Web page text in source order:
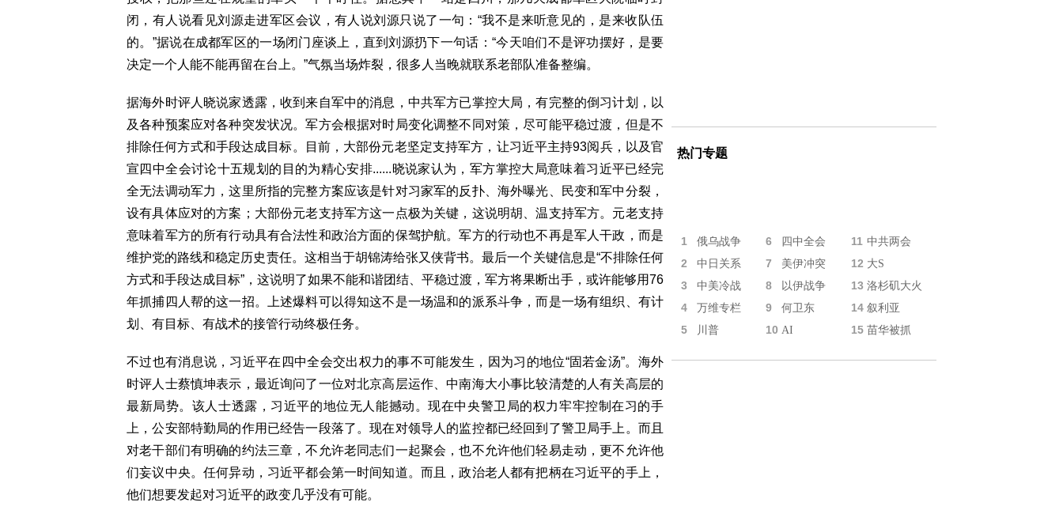
闭，有人说看见刘源走进军区会议，有人说刘源只说了一句：“我不是来听意见的，是来收队伍
的。”据说在成都军区的一场闭门座谈上，直到刘源扔下一句话：“今天咱们不是评功摆好，是要
决定一个人能不能再留在台上。”气氛当场炸裂，很多人当晚就联系老部队准备整编。
据海外时评人晓说家透露，收到来自军中的消息，中共军方已掌控大局，有完整的倒习计划，以
及各种预案应对各种突发状况。军方会根据对时局变化调整不同对策，尽可能平稳过渡，但是不
排除任何方式和手段达成目标。目前，大部份元老坚定支持军方，让习近平主持93阅兵，以及官
宣四中全会讨论十五规划的目的为精心安排......晓说家认为，军方掌控大局意味着习近平已经完
全无法调动军力，这里所指的完整方案应该是针对习家军的反扑、海外曝光、民变和军中分裂，
设有具体应对的方案；大部份元老支持军方这一点极为关键，这说明胡、温支持军方。元老支持
意味着军方的所有行动具有合法性和政治方面的保驾护航。军方的行动也不再是军人干政，而是
维护党的路线和稳定历史责任。这相当于胡锦涛给张又侠背书。最后一个关键信息是“不排除任何
方式和手段达成目标”，这说明了如果不能和谐团结、平稳过渡，军方将果断出手，或许能够用76
年抓捕四人帮的这一招。上述爆料可以得知这不是一场温和的派系斗争，而是一场有组织、有计
划、有目标、有战术的接管行动终极任务。
不过也有消息说，习近平在四中全会交出权力的事不可能发生，因为习的地位“固若金汤”。海外
时评人士蔡慎坤表示，最近询问了一位对北京高层运作、中南海大小事比较清楚的人有关高层的
最新局势。该人士透露，习近平的地位无人能撼动。现在中央警卫局的权力牢牢控制在习的手
上，公安部特勤局的作用已经告一段落了。现在对领导人的监控都已经回到了警卫局手上。而且
对老干部们有明确的约法三章，不允许老同志们一起聚会，也不允许他们轻易走动，更不允许他
们妄议中央。任何异动，习近平都会第一时间知道。而且，政治老人都有把柄在习近平的手上，
他们想要发起对习近平的政变几乎没有可能。
热门专题
1 俄乌战争 6 四中全会 11 中共两会
2 中日关系 7 美伊冲突 12 大S
3 中美冷战 8 以伊战争 13 洛杉矶大火
4 万维专栏 9 何卫东 14 叙利亚
5 川普 10 AI 15 苗华被抓